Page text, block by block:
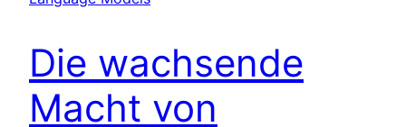
Die wachsende
Macht von